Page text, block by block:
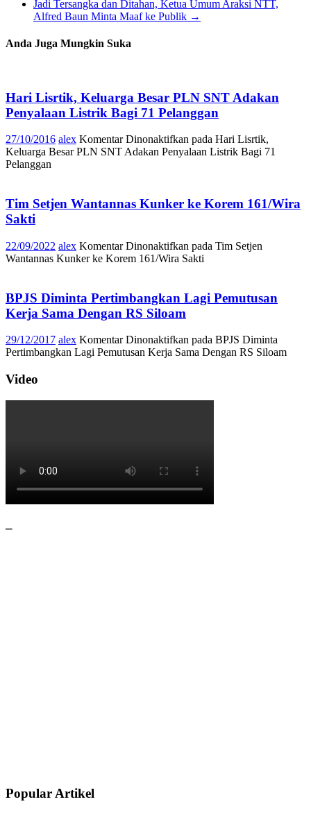
Jadi Tersangka dan Ditahan, Ketua Umum Araksi NTT,
Alfred Baun Minta Maaf ke Publik →
Anda Juga Mungkin Suka
Hari Lisrtik, Keluarga Besar PLN SNT Adakan
Penyalaan Listrik Bagi 71 Pelanggan
27/10/2016 alex Komentar Dinonaktifkan pada Hari Lisrtik,
Keluarga Besar PLN SNT Adakan Penyalaan Listrik Bagi 71
Pelanggan
Tim Setjen Wantannas Kunker ke Korem 161/Wira
Sakti
22/09/2022 alex Komentar Dinonaktifkan pada Tim Setjen
Wantannas Kunker ke Korem 161/Wira Sakti
BPJS Diminta Pertimbangkan Lagi Pemutusan
Kerja Sama Dengan RS Siloam
29/12/2017 alex Komentar Dinonaktifkan pada BPJS Diminta
Pertimbangkan Lagi Pemutusan Kerja Sama Dengan RS Siloam
Video
–
Popular Artikel